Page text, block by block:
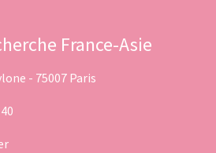
France-Asie
- 75007 Paris